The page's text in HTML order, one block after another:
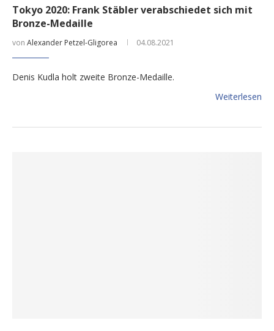
Tokyo 2020: Frank Stäbler verabschiedet sich mit
Bronze-Medaille
von Alexander Petzel-Gligorea 04.08.2021
Denis Kudla holt zweite Bronze-Medaille.
Weiterlesen